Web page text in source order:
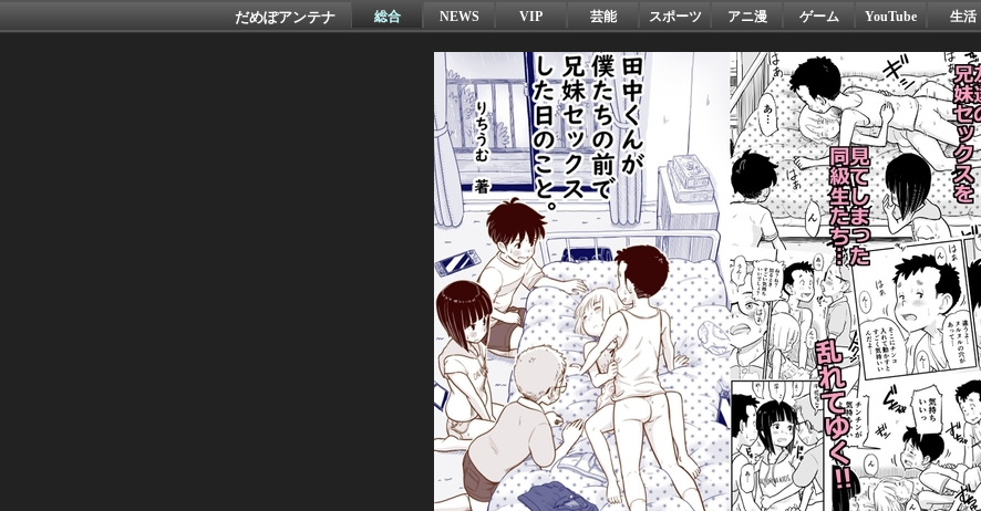
だめぽアンテナ 総合 NEWS VIP 芸能 スポーツ アニ漫 ゲーム YouTube 生活